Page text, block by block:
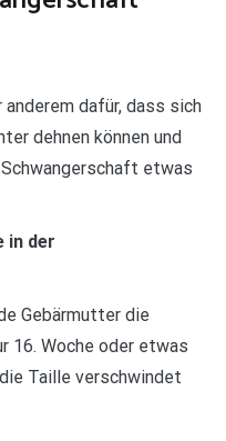
dafür, dass sich
dehnen können und
etwas
in der
Gebärmutter die
16. Woche oder etwas
Taille verschwindet